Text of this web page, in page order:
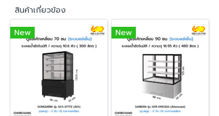
สินค้าเกี่ยวข้อง
New
New